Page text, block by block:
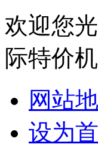
欢迎您
际特价机
网站
设为